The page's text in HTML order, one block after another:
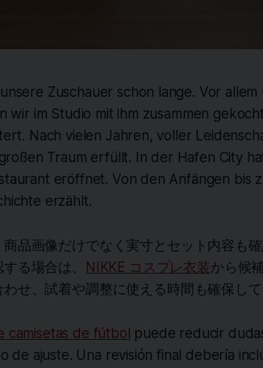
Zuschauer schon lange. Vor
wir im Studio mit ihm zusammen
Nach vielen Jahren, voller
Traum erfüllt. In der Hafen City
eröffnet. Von den Anfängen bis
erzählt.
品画像だけでなく実寸とセット内容も確
る場合は、
NIKKE コスプレ衣装から候
せ、試着や調整に使える時間も確保して
camisetas de fútbol puede reducir
de ajuste. Una revisión final debería